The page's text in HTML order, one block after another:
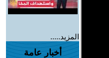
المزيد.....
أخبار عامة